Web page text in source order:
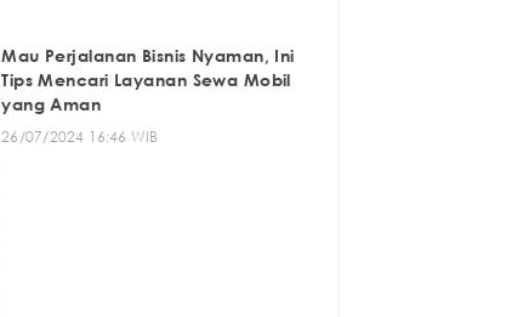
Mau Perjalanan Bisnis Nyaman, Ini
Tips Mencari Layanan Sewa Mobil
yang Aman
26/07/2024 16:46 WIB